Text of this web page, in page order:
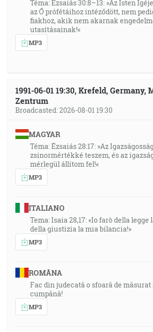
Téma: Ézsaiás 30:8–13: »Az Isten
az Ő prófétáihoz intéződött, nem
fiakhoz, akik nem akarnak
utasításainak!«
MP3
1991-06-01 19:30, Krefeld, Germany,
Zentrum
Broadcasted: 2026-08-01 19:30
MAGYAR
Téma: Ézsaiás 28:17: »Az
zsinormértékké teszem, és az
mérlegül állítom fel!«
MP3
ITALIANO
Tema: Isaia 28,17: «Io farò della legge
della giustizia la mia bilancia!»
MP3
ROMÂNA
Fac din judecată o sfoară de
cumpănă!
MP3